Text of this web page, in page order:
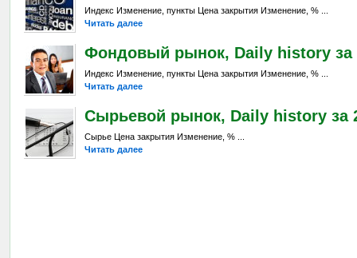
Индекс Изменение, пункты Цена закрытия Изменение, % ...
Читать далее
Фондовый рынок, Daily history за
Индекс Изменение, пункты Цена закрытия Изменение, % ...
Читать далее
Сырьевой рынок, Daily history за
Сырье Цена закрытия Изменение, % ...
Читать далее